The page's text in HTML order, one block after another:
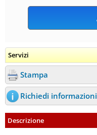
Servizi
Stampa
Richiedi informazioni
Descrizione